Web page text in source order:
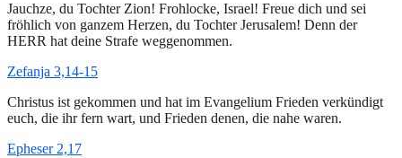
Jauchze, du Tochter Zion! Frohlocke, Israel! Freue dich und sei
fröhlich von ganzem Herzen, du Tochter Jerusalem! Denn der
HERR hat deine Strafe weggenommen.
Zefanja 3,14-15
Christus ist gekommen und hat im Evangelium Frieden verkündigt
euch, die ihr fern wart, und Frieden denen, die nahe waren.
Epheser 2,17